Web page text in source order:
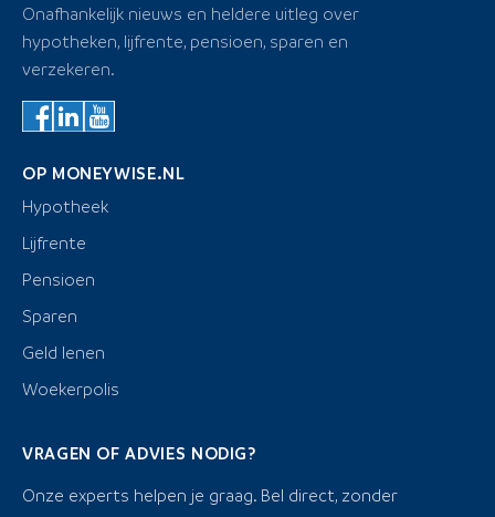
Onafhankelijk nieuws en heldere uitleg over
hypotheken, lijfrente, pensioen, sparen en
verzekeren.
OP MONEYWISE.NL
Hypotheek
Lijfrente
Pensioen
Sparen
Geld lenen
Woekerpolis
VRAGEN OF ADVIES NODIG?
Onze experts helpen je graag. Bel direct, zonder